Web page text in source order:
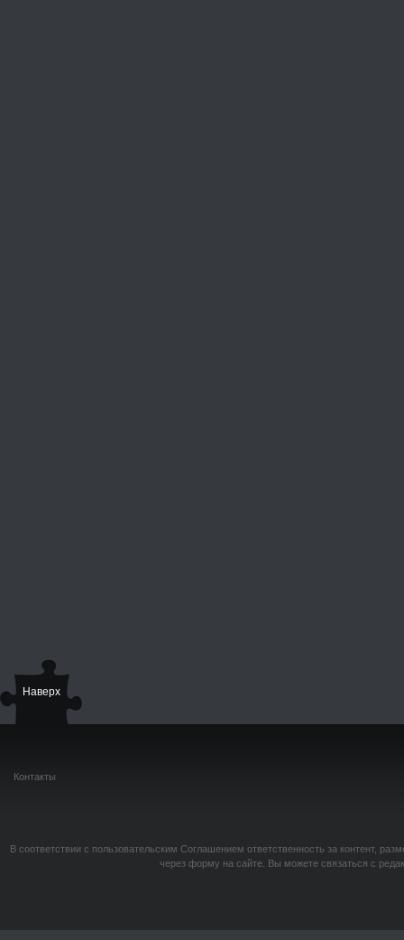
Наверх
Контакты
В соответствии с пользовательским Соглашением ответственность за контент,
через форму на сайте. Вы можете связаться с